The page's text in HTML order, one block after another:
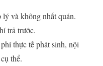
và không nhất quán.
trả trước.
thực tế phát sinh, nội
thể.